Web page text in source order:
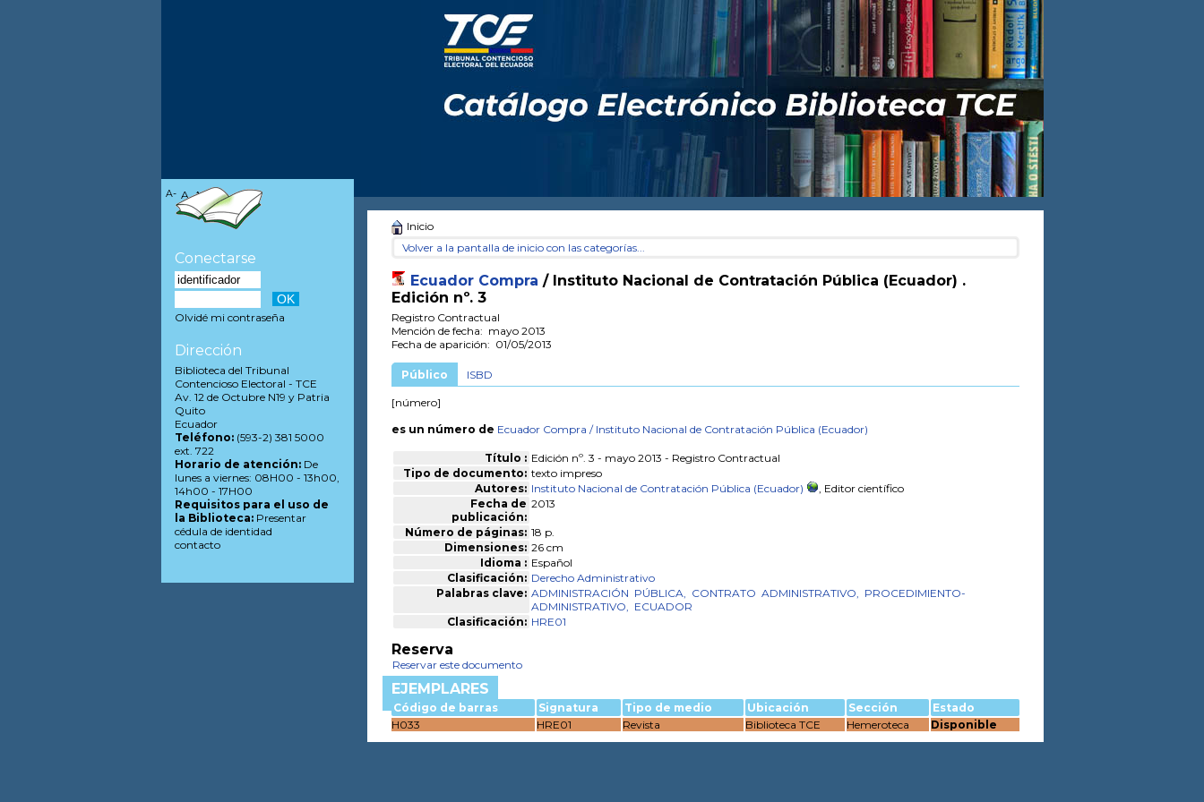
Inicio
Volver a la pantalla de inicio con las categorías...
Ecuador Compra / Instituto Nacional de Contratación Pública (Ecuador) .
Edición nº. 3
Registro Contractual
Mención de fecha: mayo 2013
Fecha de aparición: 01/05/2013
Público ISBD
[número]
es un número de Ecuador Compra / Instituto Nacional de Contratación Pública (Ecuador)
Título : Edición nº. 3 - mayo 2013 - Registro Contractual
Tipo de documento: texto impreso
Autores: Instituto Nacional de Contratación Pública (Ecuador)
, Editor científico
Fecha de
publicación:
2013
Número de páginas: 18 p.
Dimensiones: 26 cm
Idioma : Español
Clasificación: Derecho Administrativo
Palabras clave: ADMINISTRACIÓN PÚBLICA, CONTRATO ADMINISTRATIVO,
PROCEDIMIENTO-
ADMINISTRATIVO,
ECUADOR
Clasificación: HRE01
Reserva
Reservar este documento
EJEMPLARES
Código de barras Signatura Tipo de medio Ubicación Sección
Estado
H033
HRE01 Revista Biblioteca TCE Hemeroteca Disponible
A- A A+
Conectarse
Olvidé mi contraseña
Dirección
Biblioteca del Tribunal
Contencioso Electoral - TCE
Av. 12 de Octubre N19 y Patria
Quito
Ecuador
Teléfono:(593-2) 381 5000
ext. 722
Horario de atención:De
lunes a viernes: 08H00 - 13h00,
14h00 - 17H00
Requisitos para el uso de
la Biblioteca:Presentar
cédula de identidad
contacto